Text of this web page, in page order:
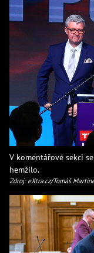
V komentářové sekci
hemžilo.
Zdroj: eXtra.cz/Tomáš